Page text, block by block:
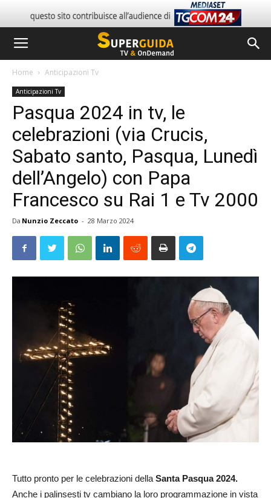
Home Anticipazioni Tv
Anticipazioni Tv
Pasqua 2024 in tv, le
celebrazioni (via Crucis,
Sabato santo, Pasqua, Lunedì
dell’Angelo) con Papa
Francesco su Rai 1 e Tv 2000
Da Nunzio Zeccato - 28 Marzo 2024
Tutto pronto per le celebrazioni della Santa Pasqua 2024.
Anche i palinsesti tv cambiano la loro programmazione in vista